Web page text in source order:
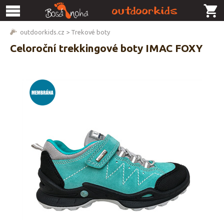
outdoorkids.cz > Trekové boty
Celoroční trekkingové boty IMAC FOXY